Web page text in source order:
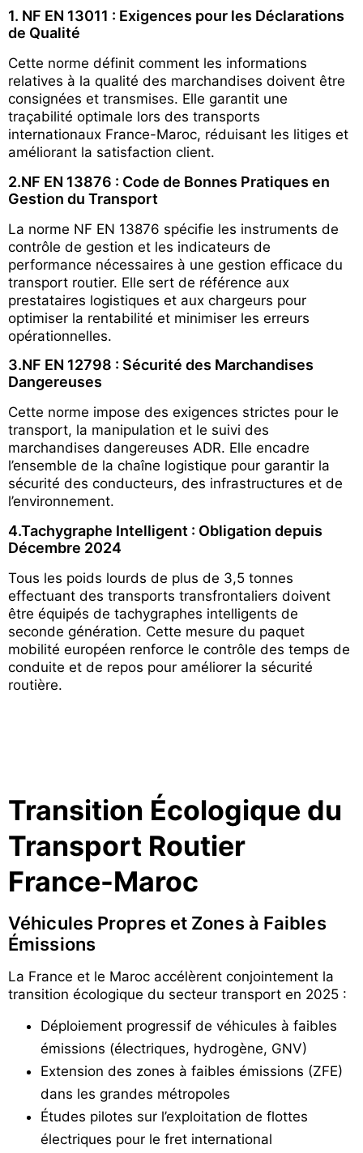
1. NF EN 13011 : Exigences pour les Déclarations
de Qualité
Cette norme définit comment les informations
relatives à la qualité des marchandises doivent être
consignées et transmises. Elle garantit une
traçabilité optimale lors des transports
internationaux France-Maroc, réduisant les litiges et
améliorant la satisfaction client.
2.NF EN 13876 : Code de Bonnes Pratiques en
Gestion du Transport
La norme NF EN 13876 spécifie les instruments de
contrôle de gestion et les indicateurs de
performance nécessaires à une gestion efficace du
transport routier. Elle sert de référence aux
prestataires logistiques et aux chargeurs pour
optimiser la rentabilité et minimiser les erreurs
opérationnelles.
3.NF EN 12798 : Sécurité des Marchandises
Dangereuses
Cette norme impose des exigences strictes pour le
transport, la manipulation et le suivi des
marchandises dangereuses ADR. Elle encadre
l’ensemble de la chaîne logistique pour garantir la
sécurité des conducteurs, des infrastructures et de
l’environnement.
4.Tachygraphe Intelligent : Obligation depuis
Décembre 2024
Tous les poids lourds de plus de 3,5 tonnes
effectuant des transports transfrontaliers doivent
être équipés de tachygraphes intelligents de
seconde génération. Cette mesure du paquet
mobilité européen renforce le contrôle des temps de
conduite et de repos pour améliorer la sécurité
routière.
Transition Écologique du
Transport Routier
France-Maroc
Véhicules Propres et Zones à Faibles
Émissions
La France et le Maroc accélèrent conjointement la
transition écologique du secteur transport en 2025 :
Déploiement progressif de véhicules à faibles
émissions (électriques, hydrogène, GNV)
Extension des zones à faibles émissions (ZFE)
dans les grandes métropoles
Études pilotes sur l’exploitation de flottes
électriques pour le fret international